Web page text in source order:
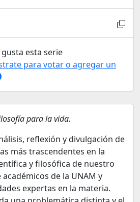
esta serie
para votar o agregar un
para la vida.
reflexión y divulgación de
más trascendentes en la
y filosófica de nuestro
de la UNAM y
expertas en la materia.